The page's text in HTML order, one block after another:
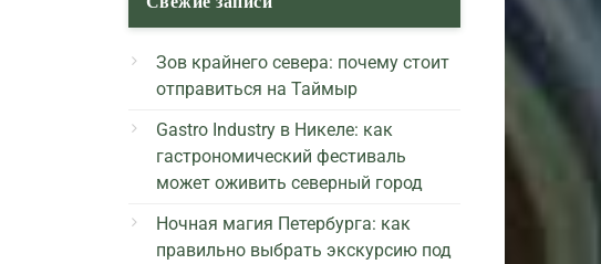
Зов крайнего севера: почему стоит
отправиться на Таймыр
Gastro Industry в Никеле: как
гастрономический фестиваль
может оживить северный город
Ночная магия Петербурга: как
правильно выбрать экскурсию под